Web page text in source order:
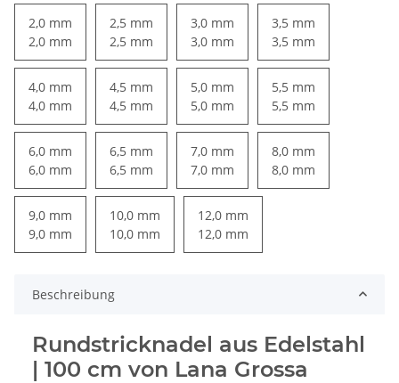
2,0 mm
2,0 mm
2,5 mm
2,5 mm
3,0 mm
3,0 mm
3,5 mm
3,5 mm
4,0 mm
4,0 mm
4,5 mm
4,5 mm
5,0 mm
5,0 mm
5,5 mm
5,5 mm
6,0 mm
6,0 mm
6,5 mm
6,5 mm
7,0 mm
7,0 mm
8,0 mm
8,0 mm
9,0 mm
9,0 mm
10,0 mm
10,0 mm
12,0 mm
12,0 mm
Beschreibung
Rundstricknadel aus Edelstahl
| 100 cm von Lana Grossa